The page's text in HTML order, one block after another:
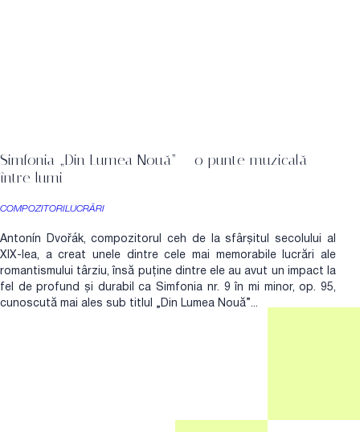
Simfonia „Din Lumea Nouă” – o punte muzicală
între lumi
COMPOZITORILUCRĂRI
Antonín Dvořák, compozitorul ceh de la sfârșitul secolului al
XIX-lea, a creat unele dintre cele mai memorabile lucrări ale
romantismului târziu, însă puține dintre ele au avut un impact la
fel de profund și durabil ca Simfonia nr. 9 în mi minor, op. 95,
cunoscută mai ales sub titlul „Din Lumea Nouă”...